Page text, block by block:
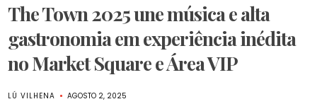
The Town 2025 une música e alta
gastronomia em experiência inédita
no Market Square e Área VIP
LÚ VILHENA AGOSTO 2, 2025